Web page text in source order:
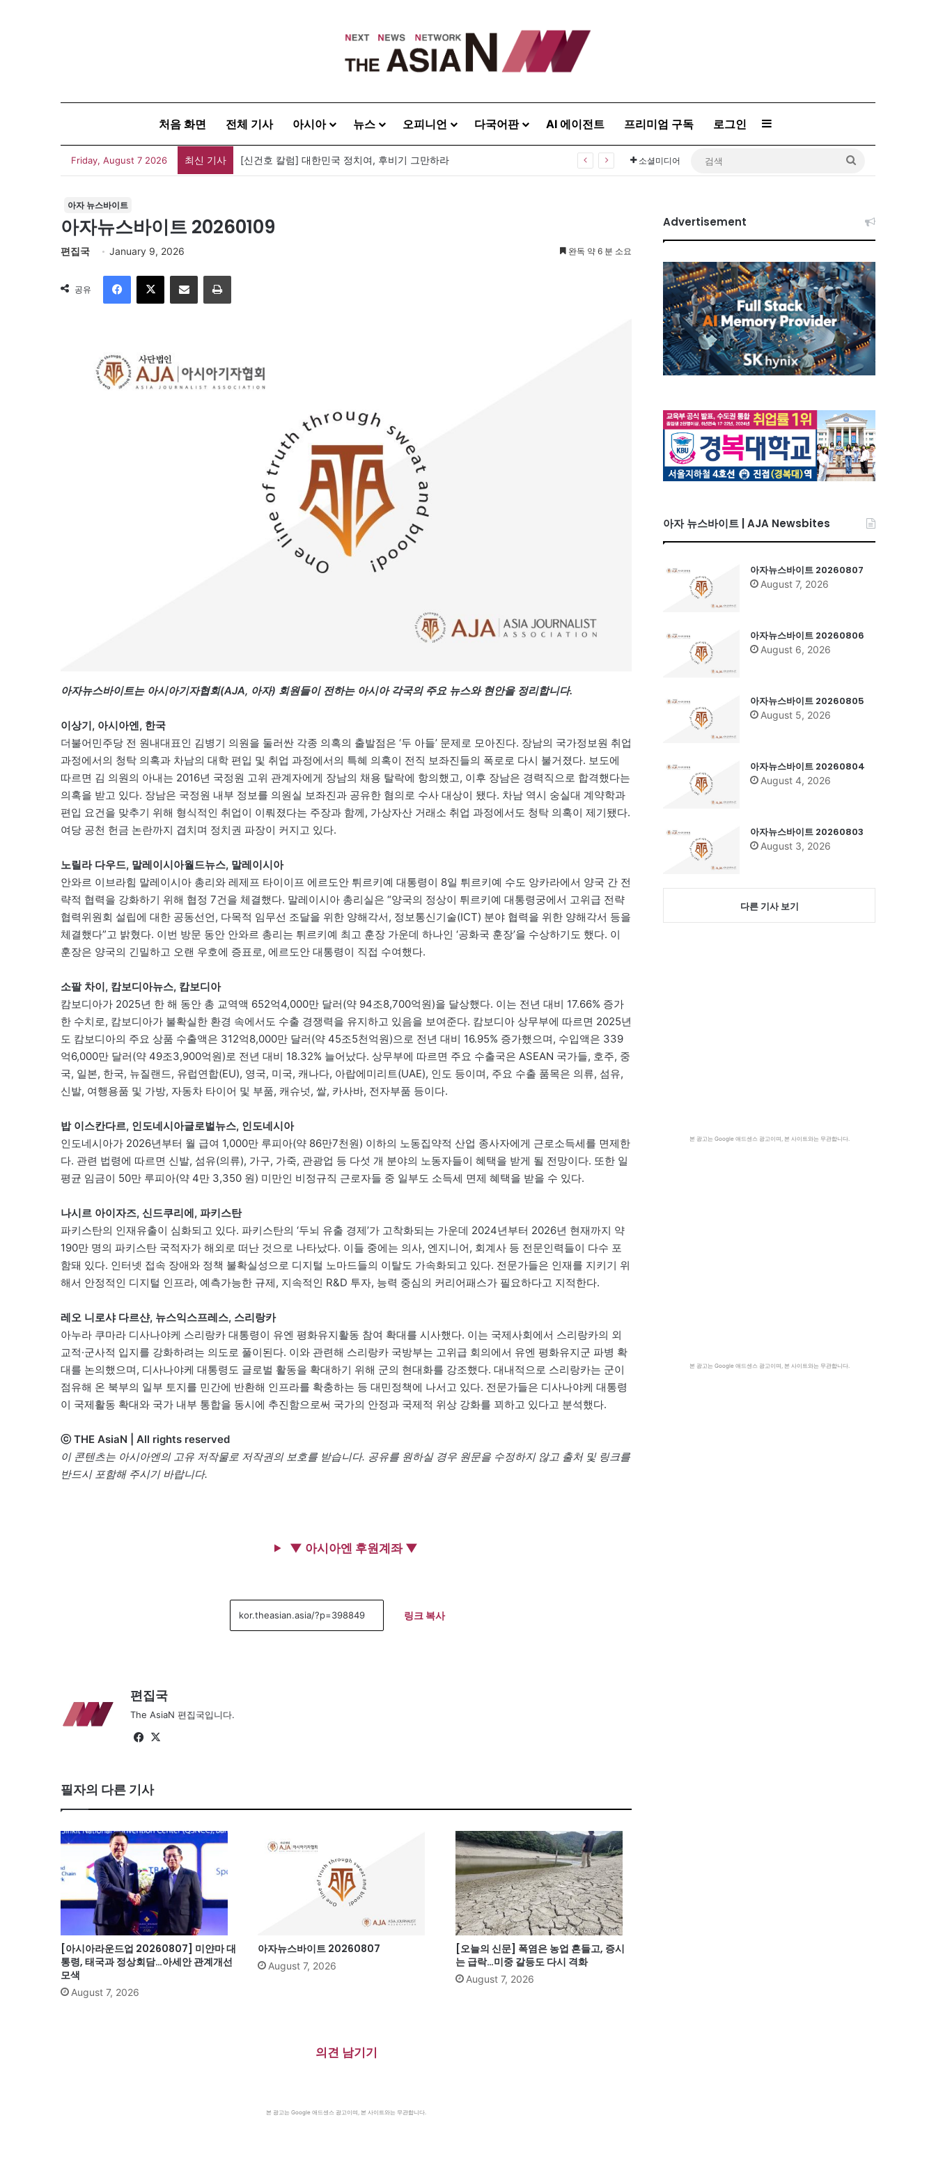
처음 화면 전체 기사 아시아 뉴스 오피니언 다국어판 AI 에이전트 프리미엄 구독 로그인 Sidebar
Friday, August 7 2026 최신 기사 유가협 창립 40주년 기념식…12일 오후 남영동 민주화운동기념관 소셜미디어
아자 뉴스바이트
아자뉴스바이트 20260109
편집국 January 9, 2026 완독 약 6 분 소요
공유
Facebook
X 이메일 인쇄
아자뉴스바이트는 아시아기자협회(AJA, 아자) 회원들이 전하는 아시아 각국의 주요 뉴스와 현안을 정리합니다.
이상기, 아시아엔, 한국
더불어민주당 전 원내대표인 김병기 의원을 둘러싼 각종 의혹의 출발점은 ‘두 아들’ 문제로 모아진다. 장남의 국가정보원 취업
과정에서의 청탁 의혹과 차남의 대학 편입 및 취업 과정에서의 특혜 의혹이 전직 보좌진들의 폭로로 다시 불거졌다. 보도에
따르면 김 의원의 아내는 2016년 국정원 고위 관계자에게 장남의 채용 탈락에 항의했고, 이후 장남은 경력직으로 합격했다는
의혹을 받고 있다. 장남은 국정원 내부 정보를 의원실 보좌진과 공유한 혐의로 수사 대상이 됐다. 차남 역시 숭실대 계약학과
편입 요건을 맞추기 위해 형식적인 취업이 이뤄졌다는 주장과 함께, 가상자산 거래소 취업 과정에서도 청탁 의혹이 제기됐다.
여당 공천 헌금 논란까지 겹치며 정치권 파장이 커지고 있다.
노릴라 다우드, 말레이시아월드뉴스, 말레이시아
안와르 이브라힘 말레이시아 총리와 레제프 타이이프 에르도안 튀르키예 대통령이 8일 튀르키예 수도 앙카라에서 양국 간 전
략적 협력을 강화하기 위해 협정 7건을 체결했다. 말레이시아 총리실은 “양국의 정상이 튀르키예 대통령궁에서 고위급 전략
협력위원회 설립에 대한 공동선언, 다목적 임무선 조달을 위한 양해각서, 정보통신기술(ICT) 분야 협력을 위한 양해각서 등을
체결했다”고 밝혔다. 이번 방문 동안 안와르 총리는 튀르키예 최고 훈장 가운데 하나인 ‘공화국 훈장’을 수상하기도 했다. 이
훈장은 양국의 긴밀하고 오랜 우호에 증표로, 에르도안 대통령이 직접 수여했다.
소팔 차이, 캄보디아뉴스, 캄보디아
캄보디아가 2025년 한 해 동안 총 교역액 652억4,000만 달러(약 94조8,700억원)을 달상했다. 이는 전년 대비 17.66% 증가
한 수치로, 캄보디아가 불확실한 환경 속에서도 수출 경쟁력을 유지하고 있음을 보여준다. 캄보디아 상무부에 따르면 2025년
도 캄보디아의 주요 상품 수출액은 312억8,000만 달러(약 45조5천억원)으로 전년 대비 16.95% 증가했으며, 수입액은 339
억6,000만 달러(약 49조3,900억원)로 전년 대비 18.32% 늘어났다. 상무부에 따르면 주요 수출국은 ASEAN 국가들, 호주, 중
국, 일본, 한국, 뉴질랜드, 유럽연합(EU), 영국, 미국, 캐나다, 아랍에미리트(UAE), 인도 등이며, 주요 수출 품목은 의류, 섬유,
신발, 여행용품 및 가방, 자동차 타이어 및 부품, 캐슈넛, 쌀, 카사바, 전자부품 등이다.
밥 이스칸다르, 인도네시아글로벌뉴스, 인도네시아
인도네시아가 2026년부터 월 급여 1,000만 루피아(약 86만7천원) 이하의 노동집약적 산업 종사자에게 근로소득세를 면제한
다. 관련 법령에 따르면 신발, 섬유(의류), 가구, 가죽, 관광업 등 다섯 개 분야의 노동자들이 혜택을 받게 될 전망이다. 또한 일
평균 임금이 50만 루피아(약 4만 3,350 원) 미만인 비정규직 근로자들 중 일부도 소득세 면제 혜택을 받을 수 있다.
나시르 아이자즈, 신드쿠리에, 파키스탄
파키스탄의 인재유출이 심화되고 있다. 파키스탄의 ‘두뇌 유출 경제’가 고착화되는 가운데 2024년부터 2026년 현재까지 약
190만 명의 파키스탄 국적자가 해외로 떠난 것으로 나타났다. 이들 중에는 의사, 엔지니어, 회계사 등 전문인력들이 다수 포
함돼 있다. 인터넷 접속 장애와 정책 불확실성으로 디지털 노마드들의 이탈도 가속화되고 있다. 전문가들은 인재를 지키기 위
해서 안정적인 디지털 인프라, 예측가능한 규제, 지속적인 R&D 투자, 능력 중심의 커리어패스가 필요하다고 지적한다.
레오 니로샤 다르샨, 뉴스익스프레스, 스리랑카
아누라 쿠마라 디사나야케 스리랑카 대통령이 유엔 평화유지활동 참여 확대를 시사했다. 이는 국제사회에서 스리랑카의 외
교적·군사적 입지를 강화하려는 의도로 풀이된다. 이와 관련해 스리랑카 국방부는 고위급 회의에서 유엔 평화유지군 파병 확
대를 논의했으며, 디사나야케 대통령도 글로벌 활동을 확대하기 위해 군의 현대화를 강조했다. 대내적으로 스리랑카는 군이
점유해 온 북부의 일부 토지를 민간에 반환해 인프라를 확충하는 등 대민정책에 나서고 있다. 전문가들은 디사나야케 대통령
이 국제활동 확대와 국가 내부 통합을 동시에 추진함으로써 국가의 안정과 국제적 위상 강화를 꾀하고 있다고 분석했다.
ⓒ THE AsiaN | All rights reserved
이 콘텐츠는 아시아엔의 고유 저작물로 저작권의 보호를 받습니다. 공유를 원하실 경우 원문을 수정하지 않고 출처 및 링크를
반드시 포함해 주시기 바랍니다.
▼ 아시아엔 후원계좌 ▼
링크 복사
편집국
The AsiaN 편집국입니다.
Facebook
필자의 다른 기사
[아시아라운드업 20260807] 미얀마 대
통령, 태국과 정상회담…아세안 관계개선
모색
August 7, 2026
아자뉴스바이트 20260807
August 7, 2026
[오늘의 신문] 폭염은 농업 흔들고, 증시
는 급락…미중 갈등도 다시 격화
August 7, 2026
의견 남기기
본 광고는 Google 애드센스 광고이며, 본 사이트와는 무관합니다.
Advertisement
아자 뉴스바이트 | AJA Newsbites
아자뉴스바이트 20260807
August 7, 2026
아자뉴스바이트 20260806
August 6, 2026
아자뉴스바이트 20260805
August 5, 2026
아자뉴스바이트 20260804
August 4, 2026
아자뉴스바이트 20260803
August 3, 2026
다른 기사 보기
본 광고는 Google 애드센스 광고이며, 본 사이트와는 무관합니다.
본 광고는 Google 애드센스 광고이며, 본 사이트와는 무관합니다.